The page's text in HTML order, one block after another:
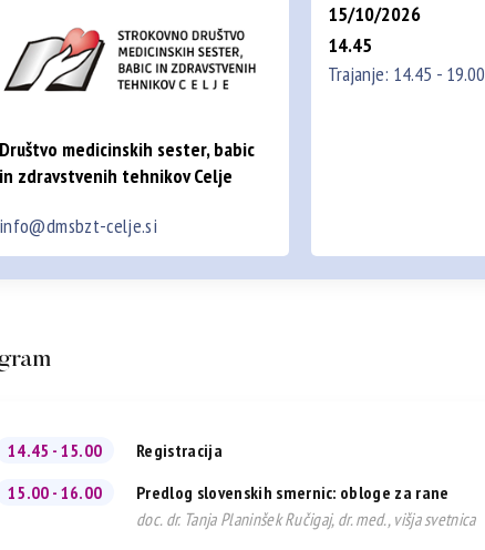
Društvo medicinskih sester, babic
in zdravstvenih tehnikov Celje
info@dmsbzt-celje.si
15/10/2026
14.45
Trajanje: 14.45 - 19.00
14.45 - 15.00
Registracija
15.00 - 16.00
Predlog slovenskih smernic: obloge za rane
doc. dr. Tanja Planinšek Ručigaj, dr. med., višja svetnica